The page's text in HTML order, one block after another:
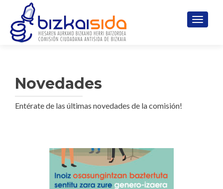
Novedades
Entérate de las últimas novedades de la comisión!